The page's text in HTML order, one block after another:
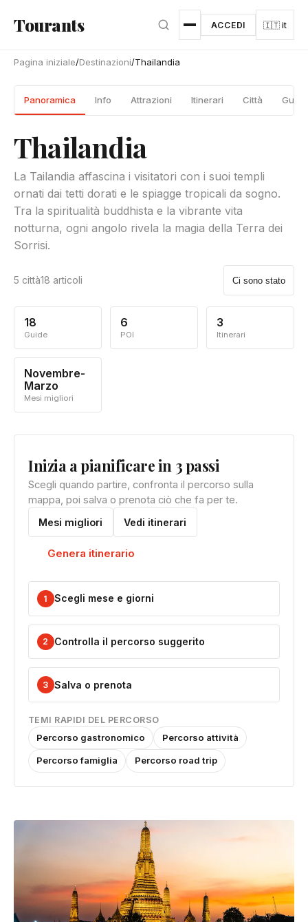
Tourants ACCEDI 🇮🇹 it
Pagina iniziale/Destinazioni/Thailandia
Panoramica Info Attrazioni Itinerari Città Guide
Thailandia
La Tailandia affascina i visitatori con i suoi templi
ornati dai tetti dorati e le spiagge tropicali da sogno.
Tra la spiritualità buddhista e la vibrante vita
notturna, ogni angolo rivela la magia della Terra dei
Sorrisi.
5 città18 articoli Ci sono stato
18
Guide
6
POI
3
Itinerari
Novembre-
Marzo
Mesi migliori
Inizia a pianificare in 3 passi
Scegli quando partire, confronta il percorso sulla
mappa, poi salva o prenota ciò che fa per te.
Mesi migliori Vedi itinerari
Genera itinerario
1 Scegli mese e giorni
2 Controlla il percorso suggerito
3 Salva o prenota
TEMI RAPIDI DEL PERCORSO
Percorso gastronomico Percorso attività
Percorso famiglia Percorso road trip